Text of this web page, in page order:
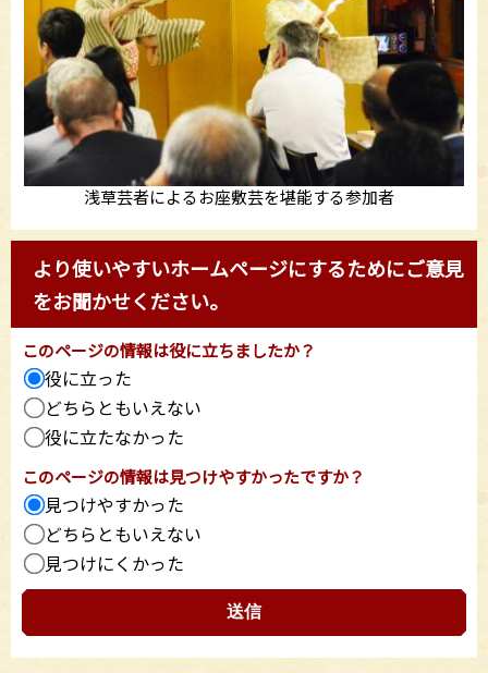
浅草芸者によるお座敷芸を堪能する参加者
より使いやすいホームページにするためにご意見
をお聞かせください。
このページの情報は役に立ちましたか？
役に立った
どちらともいえない
役に立たなかった
このページの情報は見つけやすかったですか？
見つけやすかった
どちらともいえない
見つけにくかった